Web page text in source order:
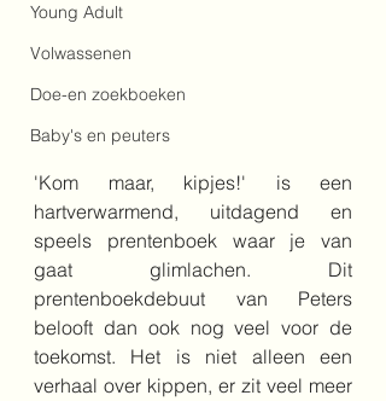
Young Adult
Volwassenen
Doe-en zoekboeken
Baby's en peuters
'Kom maar, kipjes!' is een
hartverwarmend, uitdagend en
speels prentenboek waar je van
gaat glimlachen. Dit
prentenboekdebuut van Peters
belooft dan ook nog veel voor de
toekomst. Het is niet alleen een
verhaal over kippen, er zit veel meer